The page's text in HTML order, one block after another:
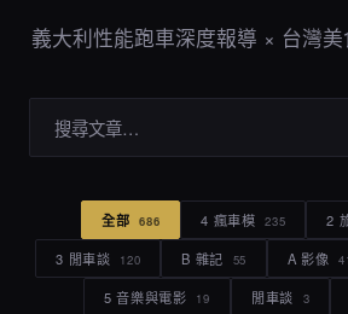
義大利性能跑車深度報導 × 台灣
全部 686 4 瘋車模 235 2
3 閒車談 120 B 雜記 55 A 影像
5 音樂與電影 19 閒車談 3